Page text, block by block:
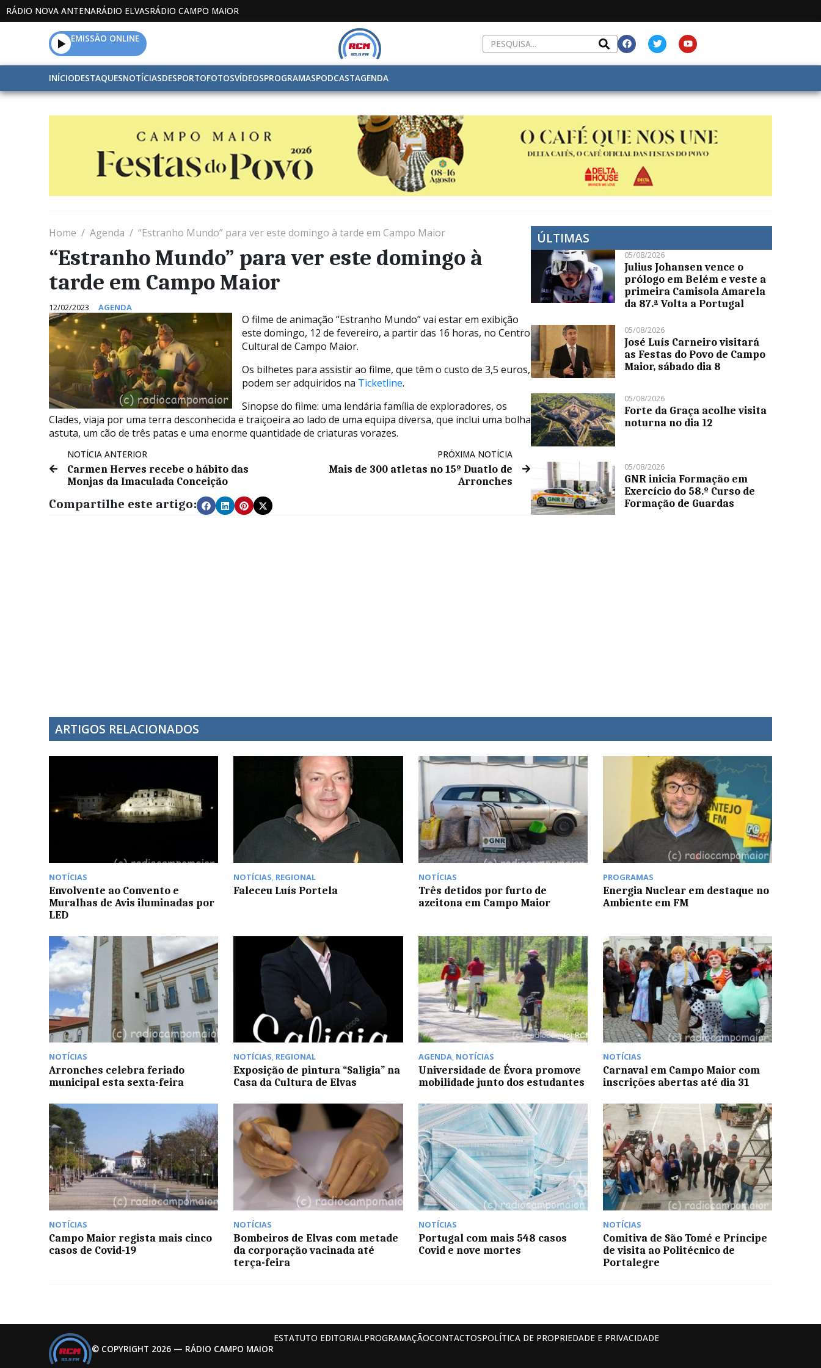
RÁDIO NOVA ANTENARÁDIO ELVASRÁDIO CAMPO MAIOR
EMISSÃO ONLINE
INÍCIODESTAQUESNOTÍCIASDESPORTOFOTOSVÍDEOSPROGRAMASPODCASTAGENDA
Home Agenda “Estranho Mundo” para ver este domingo à tarde em Campo Maior
“Estranho Mundo” para ver este domingo à
tarde em Campo Maior
12/02/2023 AGENDA
O filme de animação “Estranho Mundo” vai estar em exibição
este domingo, 12 de fevereiro, a partir das 16 horas, no Centro
Cultural de Campo Maior.
Os bilhetes para assistir ao filme, que têm o custo de 3,5 euros,
podem ser adquiridos na Ticketline.
Sinopse do filme: uma lendária família de exploradores, os
Clades, viaja por uma terra desconhecida e traiçoeira ao lado de uma equipa diversa, que inclui uma bolha
astuta, um cão de três patas e uma enorme quantidade de criaturas vorazes.
NOTÍCIA ANTERIOR
Carmen Herves recebe o hábito das
Monjas da Imaculada Conceição
PRÓXIMA NOTÍCIA
Mais de 300 atletas no 15º Duatlo de
Arronches
Compartilhe este artigo:
ÚLTIMAS
05/08/2026
Julius Johansen vence o
prólogo em Belém e veste a
primeira Camisola Amarela
da 87.ª Volta a Portugal
05/08/2026
José Luís Carneiro visitará
as Festas do Povo de Campo
Maior, sábado dia 8
05/08/2026
Forte da Graça acolhe visita
noturna no dia 12
05/08/2026
GNR inicia Formação em
Exercício do 58.º Curso de
Formação de Guardas
ARTIGOS RELACIONADOS
NOTÍCIAS
Envolvente ao Convento e
Muralhas de Avis iluminadas por
LED
NOTÍCIAS, REGIONAL
Faleceu Luís Portela
NOTÍCIAS
Três detidos por furto de
azeitona em Campo Maior
PROGRAMAS
Energia Nuclear em destaque no
Ambiente em FM
NOTÍCIAS
Arronches celebra feriado
municipal esta sexta-feira
NOTÍCIAS, REGIONAL
Exposição de pintura “Saligia” na
Casa da Cultura de Elvas
AGENDA, NOTÍCIAS
Universidade de Évora promove
mobilidade junto dos estudantes
NOTÍCIAS
Carnaval em Campo Maior com
inscrições abertas até dia 31
NOTÍCIAS
Campo Maior regista mais cinco
casos de Covid-19
NOTÍCIAS
Bombeiros de Elvas com metade
da corporação vacinada até
terça-feira
NOTÍCIAS
Portugal com mais 548 casos
Covid e nove mortes
NOTÍCIAS
Comitiva de São Tomé e Príncipe
de visita ao Politécnico de
Portalegre
© COPYRIGHT 2026 — RÁDIO CAMPO MAIOR
ESTATUTO EDITORIALPROGRAMAÇÃOCONTACTOSPOLÍTICA DE PROPRIEDADE E PRIVACIDADE